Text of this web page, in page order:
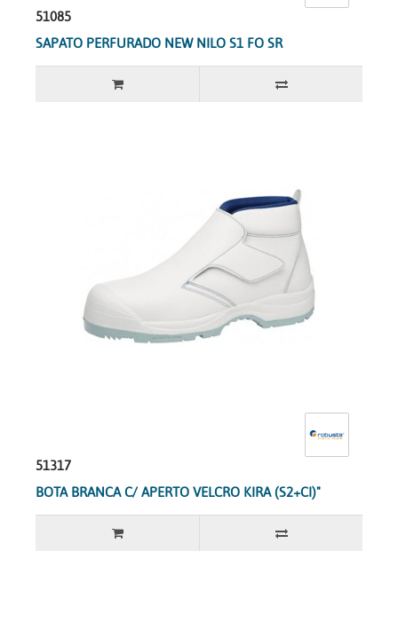
51085
SAPATO PERFURADO NEW NILO S1 FO SR
51317
BOTA BRANCA C/ APERTO VELCRO KIRA (S2+CI)"